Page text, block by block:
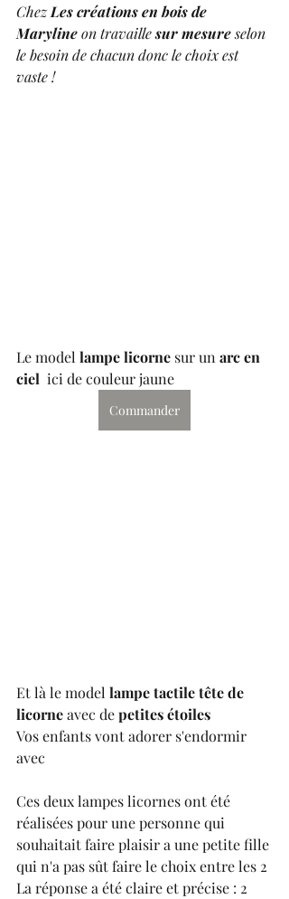
Chez Les créations en bois de
Maryline on travaille sur mesure selon
le besoin de chacun donc le choix est
vaste !
Le model lampe licorne sur un arc en
ciel ici de couleur jaune
Commander
Et là le model lampe tactile tête de
licorne avec de petites étoiles
Vos enfants vont adorer s'endormir
avec
Ces deux lampes licornes ont été
réalisées pour une personne qui
souhaitait faire plaisir a une petite fille
qui n'a pas sût faire le choix entre les 2
La réponse a été claire et précise : 2